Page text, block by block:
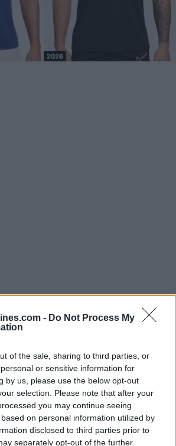
- Do Not Process My
of the sale, sharing to third parties, or
or sensitive information for
by us, please use the below opt-out
selection. Please note that after your
you may continue seeing
on personal information utilized by
disclosed to third parties prior to
separately opt-out of the further
Nike Olanda 2026 sarà
aprile 2026.
maglie classiche dell'Olanda su